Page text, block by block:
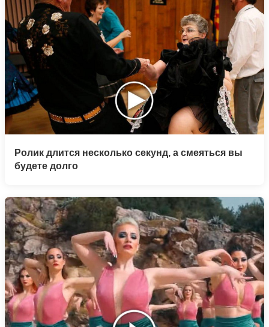
Ролик длится несколько секунд, а смеяться вы
будете долго